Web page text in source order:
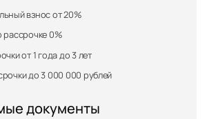
взнос от 20%
рассрочке 0%
от 1 года до 3 лет
до 3 000 000 рублей
документы